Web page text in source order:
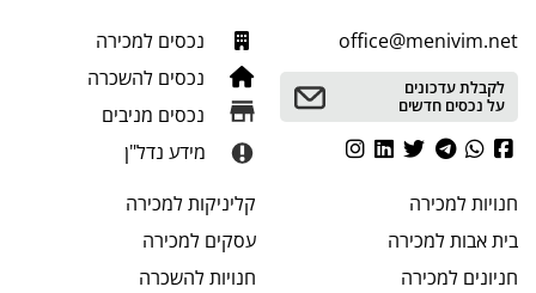
office@menivim.net
לקבלת עדכונים
על נכסים חדשים
נכסים למכירה
נכסים להשכרה
נכסים מניבים
מידע נדל"ן
חנויותלמכירה
בית אבותלמכירה
חניונים למכירה
קליניקותלמכירה
עסקים למכירה
חנויותלהשכרה